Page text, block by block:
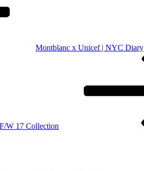
Montblanc x Unicef | NYC Diary
W 17 Collection